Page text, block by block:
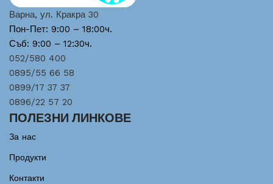
Варна, ул. Кракра 30
Пон-Пет: 9:00 – 18:00ч.
Съб: 9:00 – 12:30ч.
052/580 400
0895/55 66 58
0899/17 37 37
0896/22 57 20
ПОЛЕЗНИ ЛИНКОВЕ
За нас
Продукти
Контакти